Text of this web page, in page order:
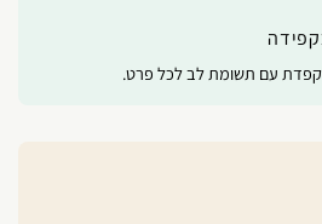
עם תשומת לב לכל פרט.